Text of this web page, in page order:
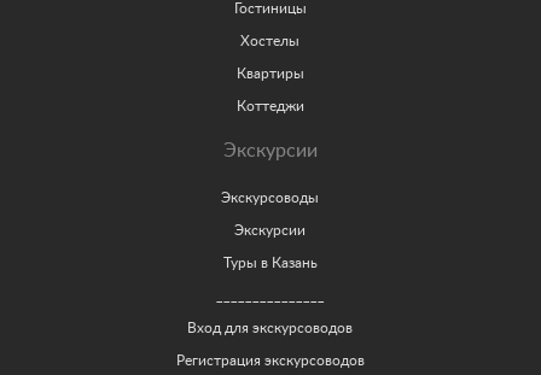
Гостиницы
Хостелы
Квартиры
Коттеджи
Экскурсии
Экскурсоводы
Экскурсии
Туры в Казань
Вход для экскурсоводов
Регистрация экскурсоводов